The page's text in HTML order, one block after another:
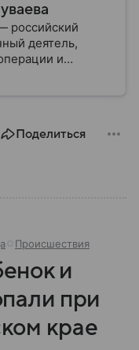
российский
деятель,
и
году его
Поделиться
Происшествия
и
при
крае